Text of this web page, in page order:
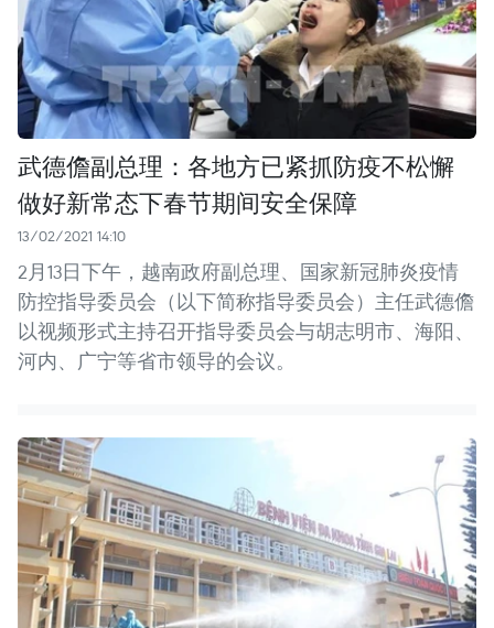
武德儋副总理：各地方已紧抓防疫不松懈
做好新常态下春节期间安全保障
13/02/2021 14:10
2月13日下午，越南政府副总理、国家新冠肺炎疫情
防控指导委员会（以下简称指导委员会）主任武德儋
以视频形式主持召开指导委员会与胡志明市、海阳、
河内、广宁等省市领导的会议。